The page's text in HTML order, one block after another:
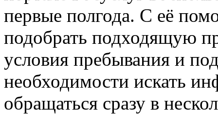
первые полгода. С её
подобрать подходящую
условия пребывания и
необходимости искать
обращаться сразу в